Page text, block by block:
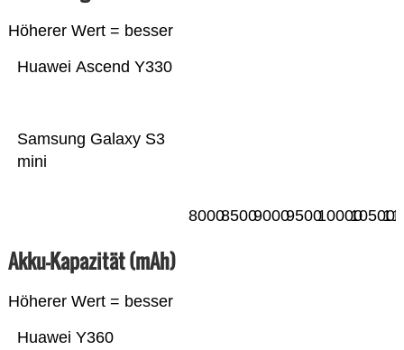
Höherer Wert = besser
Samsung Galaxy S3
mini
Huawei Ascend Y330
80008500900095001000010500
Akku-Kapazität (mAh)
Höherer Wert = besser
Huawei Y360